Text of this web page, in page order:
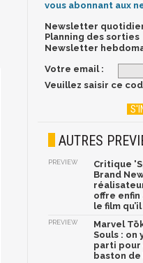
vous abonnant aux
Newsletter
Planning des sorties
Newsletter
Votre email :
Veuillez saisir ce
AUTRES
PREVIEW
Critique
Brand
offre enfin
le film
PREVIEW
Marvel
Souls : on
parti pour
baston de